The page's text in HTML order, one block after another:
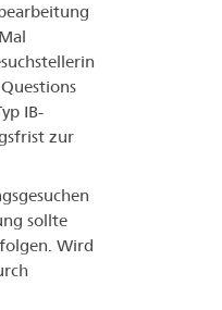
IB-
zur
sollte
Wird